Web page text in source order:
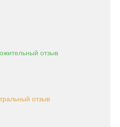
отзыв
отзыв